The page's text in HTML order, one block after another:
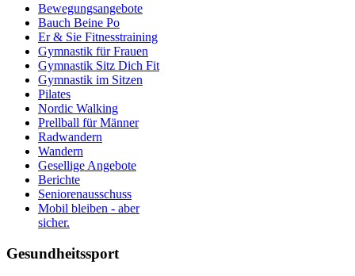
Bewegungsangebote
Bauch Beine Po
Er & Sie Fitnesstraining
Gymnastik für Frauen
Gymnastik Sitz Dich Fit
Gymnastik im Sitzen
Pilates
Nordic Walking
Prellball für Männer
Radwandern
Wandern
Gesellige Angebote
Berichte
Seniorenausschuss
Mobil bleiben - aber
sicher.
Gesundheitssport